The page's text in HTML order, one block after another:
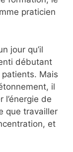
praticien
jour qu’il
débutant
patients. Mais
il
l’énergie de
que travailler
et